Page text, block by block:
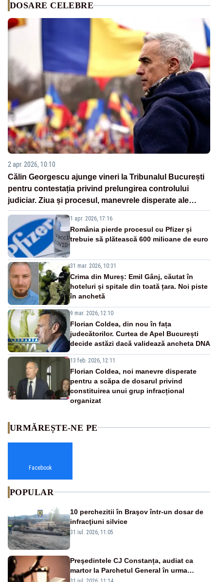
DOSARE CELEBRE
2 apr. 2026, 10:10
Călin Georgescu ajunge vineri la Tribunalul București
pentru contestația privind prelungirea controlului
judiciar. Ziua și procesul, manevrele disperate ale
Sistemului
1 apr. 2026, 17:16
România pierde procesul cu Pfizer și
trebuie să plătească 600 milioane de euro
31 mar. 2026, 10:31
Crima din Mureș: Emil Gânj, căutat în
hoteluri și spitale din toată țara. Noi piste
în anchetă
9 mar. 2026, 12:10
Florian Coldea, din nou în fața
judecătorilor. Curtea de Apel București
decide astăzi dacă validează ancheta DNA
13 feb. 2026, 12:11
Florian Coldea, noi manevre disperate
pentru a scăpa de dosarul privind
constituirea unui grup infracțional
organizat
URMĂREȘTE-NE PE
Facebook
POPULAR
10 perchezitii în Braşov într-un dosar de
infracţiuni silvice
31 iul. 2026, 11:05
Preşedintele CJ Constanța, audiat ca
martor la Parchetul General în urma
percheziţiei la firma unde este acţionar